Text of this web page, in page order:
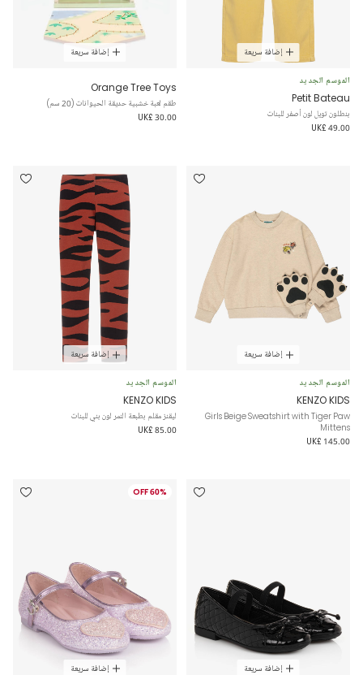
إضافة سريعة
الموسم الجديد
Petit Bateau
بنطلون تويل لون أصفر للبنات
UK£ 49.00
إضافة سريعة
Orange Tree Toys
طقم لعبة خشبية حديقة الحيوانات (20 سم)
UK£ 30.00
إضافة سريعة
الموسم الجديد
KENZO KIDS
Girls Beige Sweatshirt with Tiger Paw
Mittens
UK£ 145.00
إضافة سريعة
الموسم الجديد
KENZO KIDS
ليقنز مقلم بطبعة النمر لون بني للبنات
UK£ 85.00
إضافة سريعة
60% OFF
إضافة سريعة